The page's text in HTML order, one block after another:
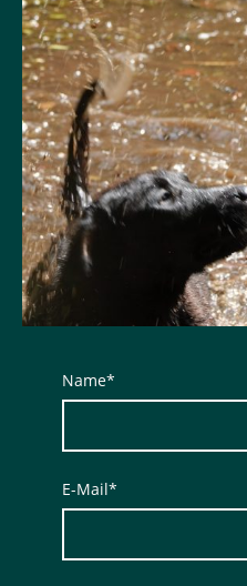
Name*
E-Mail*